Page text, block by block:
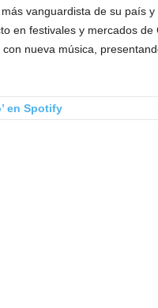
vanguardista de su país
en festivales y mercados
nueva música,
en Spotify